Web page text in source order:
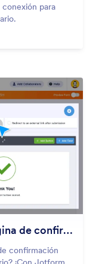
conexión para
Personalización de la Página de confirmación
confirmación